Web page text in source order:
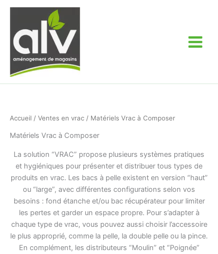
Aller
contenu
Accueil / Ventes en vrac / Matériels Vrac à Composer
Matériels Vrac à Composer
La solution “VRAC” propose plusieurs systèmes pratiques
et hygiéniques pour présenter et distribuer tous types de
produits en vrac. Les bacs à pelle existent en version “haut”
ou “large”, avec différentes configurations selon vos
besoins : fond étanche et/ou bac récupérateur pour limiter
les pertes et garder un espace propre. Pour s’adapter à
chaque type de vrac, vous pouvez aussi choisir l’accessoire
le plus approprié, comme la pelle, la double pelle ou la pince.
En complément, les distributeurs “Moulin” et “Poignée”